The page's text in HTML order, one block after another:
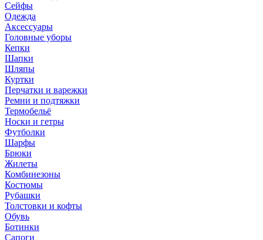
Сейфы
Одежда
Аксессуары
Головные уборы
Кепки
Шапки
Шляпы
Куртки
Перчатки и варежки
Ремни и подтяжки
Термобельё
Носки и гетры
Футболки
Шарфы
Брюки
Жилеты
Комбинезоны
Костюмы
Рубашки
Толстовки и кофты
Обувь
Ботинки
Сапоги